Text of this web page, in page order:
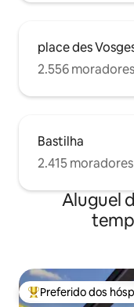
place des
2.556
Bastilha
2.415
Aluguel
Entre os melhores
Preferido dos